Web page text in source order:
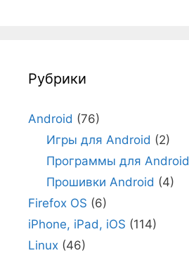
Рубрики
Android (76)
Игры для Android (2)
Программы для Android
Прошивки Android (4)
Firefox OS (6)
iPhone, iPad, iOS (114)
Linux (46)